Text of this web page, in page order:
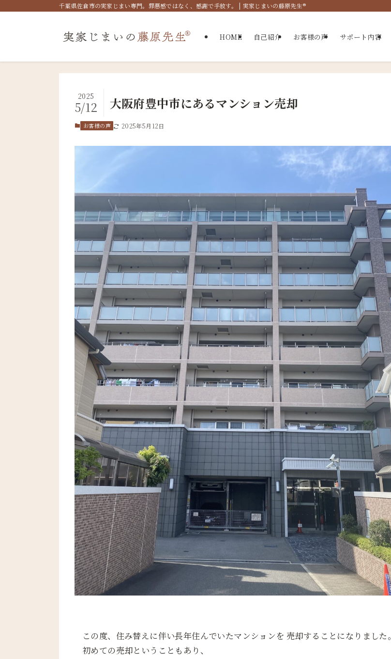
千葉県佐倉市の実家じまい専門。罪悪感ではなく、感謝で手放す。 | 実家じまいの藤原先生®
HOME 自己紹介 お客様の声 サポート内容
大阪府豊中市にあるマンション売却
2025
5/12
お客様の声 2025年5月12日
この度、住み替えに伴い長年住んでいたマンションを 売却することになりました。
初めての売却ということもあり、